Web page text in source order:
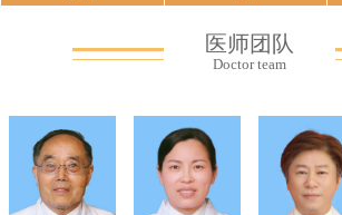
医师团队
Doctor team